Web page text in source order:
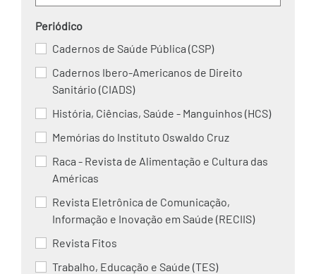
Periódico
Cadernos de Saúde Pública (CSP)
Cadernos Ibero-Americanos de Direito
Sanitário (CIADS)
História, Ciências, Saúde - Manguinhos (HCS)
Memórias do Instituto Oswaldo Cruz
Raca - Revista de Alimentação e Cultura das
Américas
Revista Eletrônica de Comunicação,
Informação e Inovação em Saúde (RECIIS)
Revista Fitos
Trabalho, Educação e Saúde (TES)